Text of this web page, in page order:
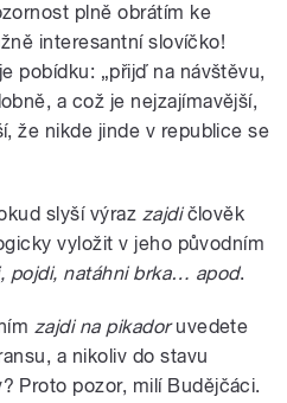
plně obrátím ke
interesantní slovíčko!
pobídku: „přijď na návštěvu,
a což je nejzajímavější,
že nikde jinde v republice se
slyší výraz zajdičlověk
vyložit v jeho původním
pojdi, natáhni brka… apod.
zajdi na pikadoruvedete
a nikoliv do stavu
Proto pozor, milí Budějčáci.